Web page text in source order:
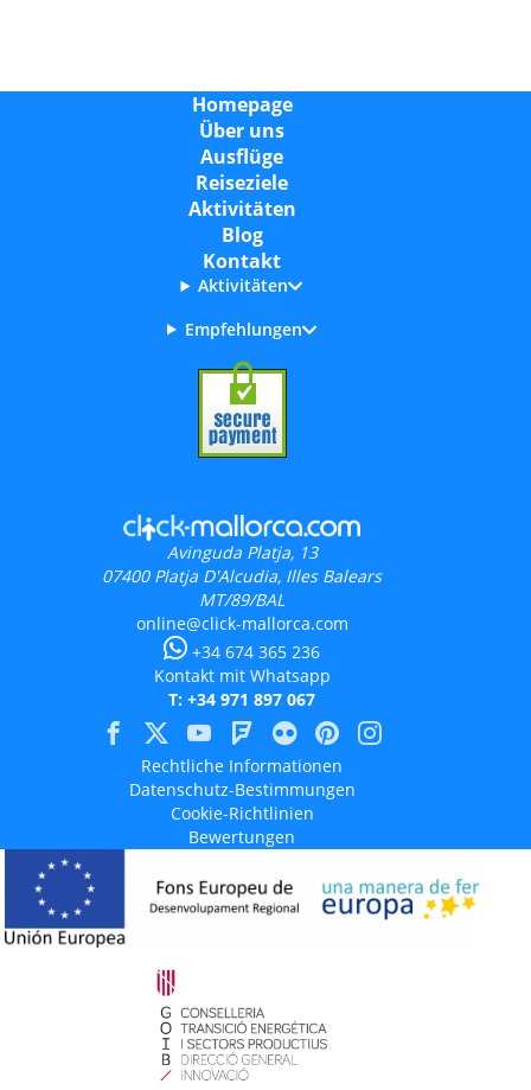
Homepage
Über uns
Ausflüge
Reiseziele
Aktivitäten
Blog
Kontakt
Aktivitäten
Empfehlungen
Avinguda Platja, 13
07400 Platja D'Alcudia, Illes Balears
MT/89/BAL
online@click-mallorca.com
+34 674 365 236
Kontakt mit Whatsapp
T: +34 971 897 067
Rechtliche Informationen
Datenschutz-Bestimmungen
Cookie-Richtlinien
Bewertungen